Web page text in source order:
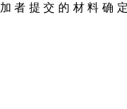
者提交的材料确